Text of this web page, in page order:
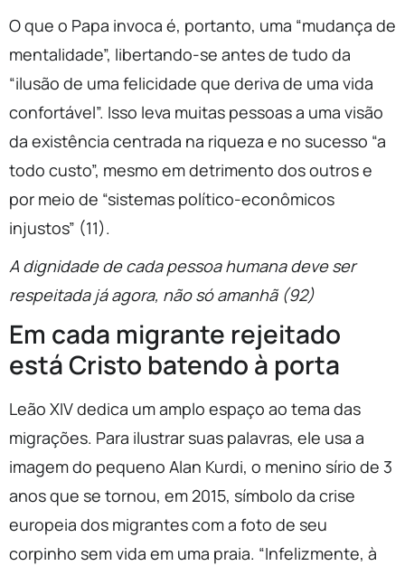
O que o Papa invoca é, portanto, uma “mudança de
mentalidade”, libertando-se antes de tudo da
“ilusão de uma felicidade que deriva de uma vida
confortável”. Isso leva muitas pessoas a uma visão
da existência centrada na riqueza e no sucesso “a
todo custo”, mesmo em detrimento dos outros e
por meio de “sistemas político-econômicos
injustos” (11).
A dignidade de cada pessoa humana deve ser
respeitada já agora, não só amanhã (92)
Em cada migrante rejeitado
está Cristo batendo à porta
Leão XIV dedica um amplo espaço ao tema das
migrações. Para ilustrar suas palavras, ele usa a
imagem do pequeno Alan Kurdi, o menino sírio de 3
anos que se tornou, em 2015, símbolo da crise
europeia dos migrantes com a foto de seu
corpinho sem vida em uma praia. “Infelizmente, à